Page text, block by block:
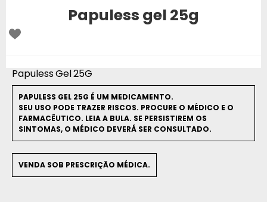
Papuless gel 25g
Papuless Gel 25G
PAPULESS GEL 25G É UM MEDICAMENTO.
SEU USO PODE TRAZER RISCOS. PROCURE O MÉDICO E O
FARMACÊUTICO. LEIA A BULA. SE PERSISTIREM OS
SINTOMAS, O MÉDICO DEVERÁ SER CONSULTADO.
VENDA SOB PRESCRIÇÃO MÉDICA.